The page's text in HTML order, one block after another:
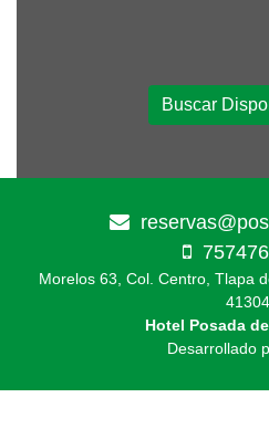
Buscar
Morelos 63, Col. Centro, Tlapa
41304
Hotel Posada
Desarrollado